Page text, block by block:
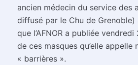
ancien médecin du service des
diffusé par le Chu de Grenoble)
que l’AFNOR a publiée
de ces masques qu’elle appelle
« barrières ».